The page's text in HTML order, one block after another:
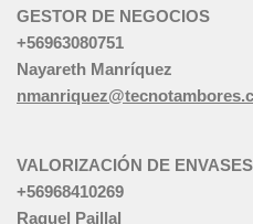
GESTOR DE NEGOCIOS
+56963080751
Nayareth Manríquez
VALORIZACIÓN DE
+56968410269
Raquel Paillal